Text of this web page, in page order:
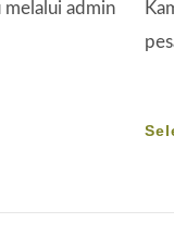
melalui admin